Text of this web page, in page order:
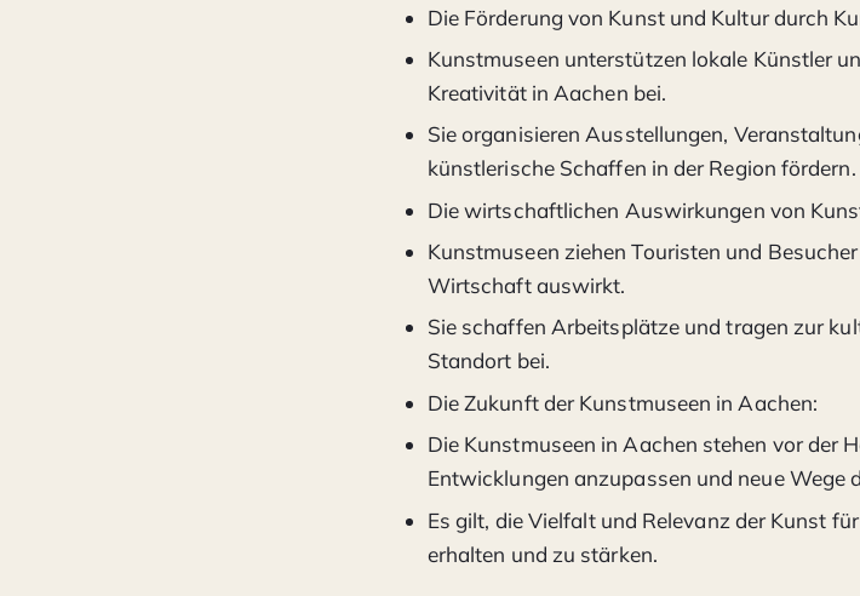
Die Förderung von Kunst und Kultur durch
Kunstmuseen unterstützen lokale Künstler
Kreativität in Aachen bei.
Sie organisieren Ausstellungen,
künstlerische Schaffen in der Region fördern.
Die wirtschaftlichen Auswirkungen von
Kunstmuseen ziehen Touristen und
Wirtschaft auswirkt.
Sie schaffen Arbeitsplätze und tragen zur
Standort bei.
Die Zukunft der Kunstmuseen in Aachen:
Die Kunstmuseen in Aachen stehen vor der
Entwicklungen anzupassen und neue Wege
Es gilt, die Vielfalt und Relevanz der Kunst
erhalten und zu stärken.